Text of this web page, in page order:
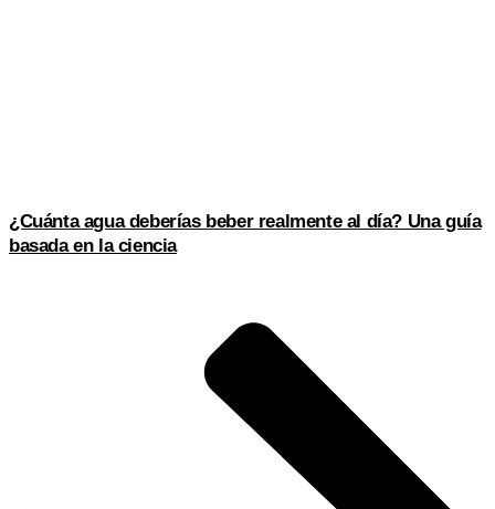
¿Cuánta agua deberías beber realmente al día? Una guía
basada en la ciencia